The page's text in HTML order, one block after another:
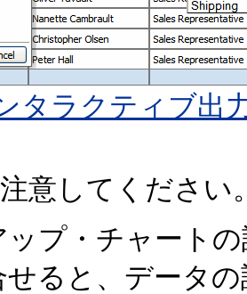
タラクティブ出
意してください
ップ・チャート
せると、データ